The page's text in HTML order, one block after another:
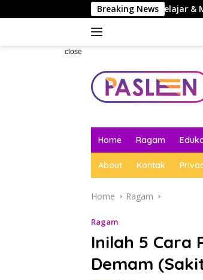
to
Breaking News
Belajar Terbaik untuk Pelajar & Mahasiswa
close
Home Ragam
About Kontak
Home Ragam
Ragam
Inilah 5 Cara
Demam